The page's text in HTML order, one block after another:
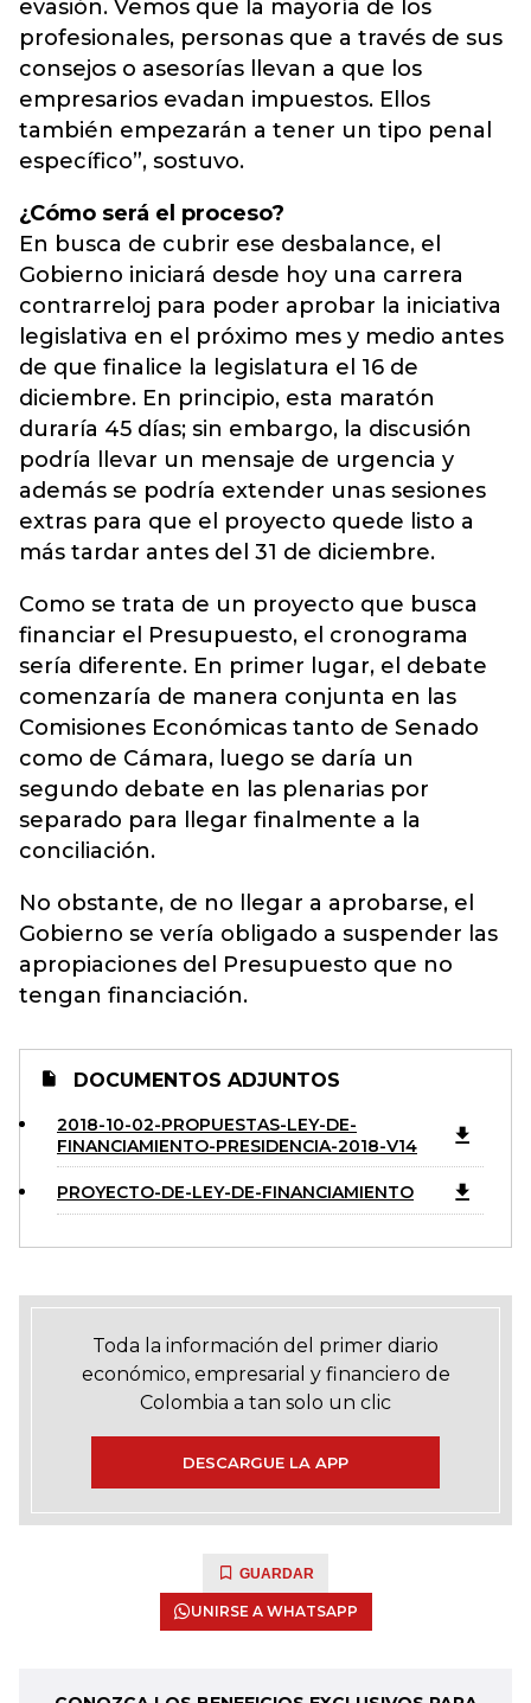
evasión. Vemos que la mayoría de los
profesionales, personas que a través de sus
consejos o asesorías llevan a que los
empresarios evadan impuestos. Ellos
también empezarán a tener un tipo penal
específico”, sostuvo.
¿Cómo será el proceso?
En busca de cubrir ese desbalance, el
Gobierno iniciará desde hoy una carrera
contrarreloj para poder aprobar la iniciativa
legislativa en el próximo mes y medio antes
de que finalice la legislatura el 16 de
diciembre. En principio, esta maratón
duraría 45 días; sin embargo, la discusión
podría llevar un mensaje de urgencia y
además se podría extender unas sesiones
extras para que el proyecto quede listo a
más tardar antes del 31 de diciembre.
Como se trata de un proyecto que busca
financiar el Presupuesto, el cronograma
sería diferente. En primer lugar, el debate
comenzaría de manera conjunta en las
Comisiones Económicas tanto de Senado
como de Cámara, luego se daría un
segundo debate en las plenarias por
separado para llegar finalmente a la
conciliación.
No obstante, de no llegar a aprobarse, el
Gobierno se vería obligado a suspender las
apropiaciones del Presupuesto que no
tengan financiación.
DOCUMENTOS ADJUNTOS
2018-10-02-PROPUESTAS-LEY-DE-
FINANCIAMIENTO-PRESIDENCIA-2018-V14
PROYECTO-DE-LEY-DE-FINANCIAMIENTO
Toda la información del primer diario
económico, empresarial y financiero de
Colombia a tan solo un clic
DESCARGUE LA APP
GUARDAR
UNIRSE A WHATSAPP